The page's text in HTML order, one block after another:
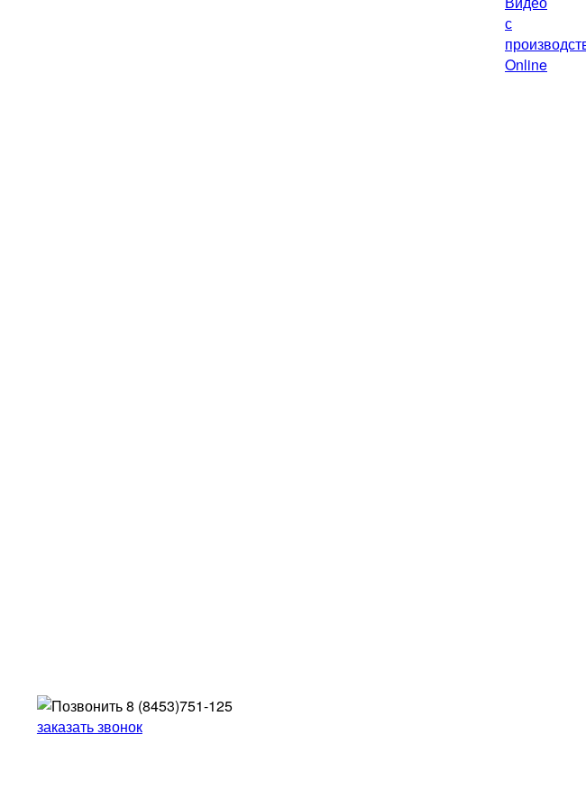
8 (8453)751-125
заказать звонок